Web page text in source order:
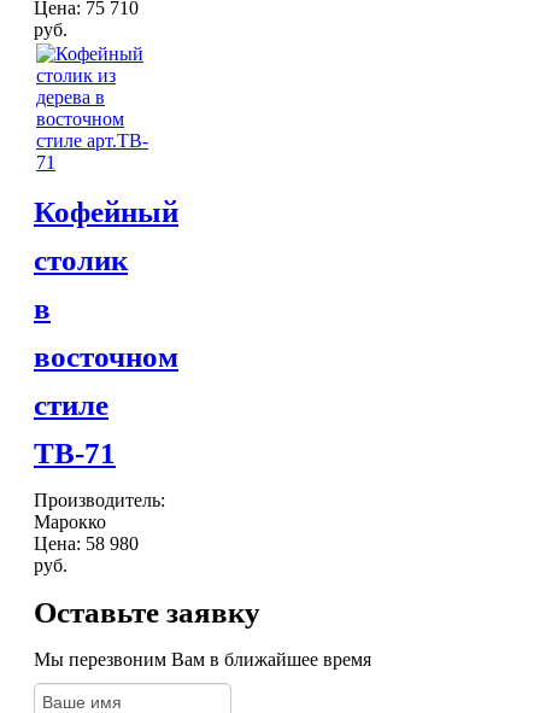
Цена: 75 710
руб.
Кофейный
столик
в
восточном
стиле
TB-71
Производитель:
Марокко
Цена: 58 980
руб.
Оставьте заявку
Мы перезвоним Вам в ближайшее время